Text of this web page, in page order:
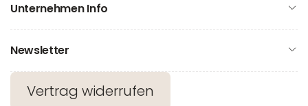
Unternehmen Info
Newsletter
Vertrag widerrufen